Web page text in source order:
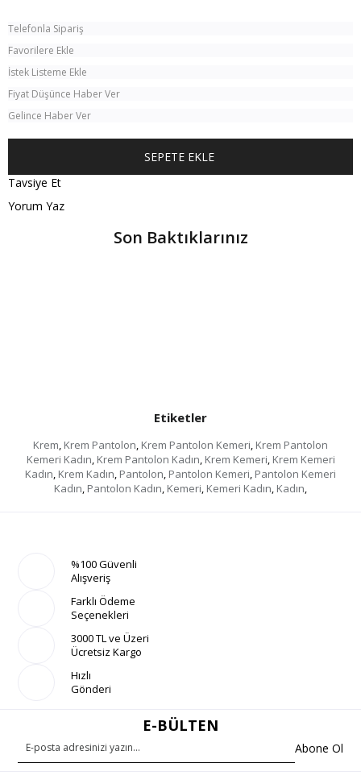
Telefonla Sipariş
Favorilere Ekle
İstek Listeme Ekle
Fiyat Düşünce Haber Ver
Gelince Haber Ver
Tavsiye Et
Yorum Yaz
Son Baktıklarınız
Etiketler
Krem, Krem Pantolon, Krem Pantolon Kemeri, Krem Pantolon
Kemeri Kadın, Krem Pantolon Kadın, Krem Kemeri, Krem Kemeri
Kadın, Krem Kadın, Pantolon, Pantolon Kemeri, Pantolon Kemeri
Kadın, Pantolon Kadın, Kemeri, Kemeri Kadın, Kadın,
%100 Güvenli
Alışveriş
Farklı Ödeme
Seçenekleri
3000 TL ve Üzeri
Ücretsiz Kargo
Hızlı
Gönderi
E-BÜLTEN
Abone Ol